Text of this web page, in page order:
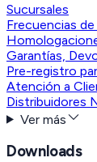
Sucursales
Frecuencias
Garantías,
Pre-registro
Atención a
Distribuidores
Ver más
Downloads